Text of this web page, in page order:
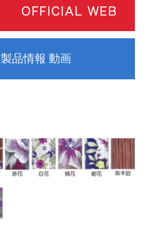
製品情報 動画